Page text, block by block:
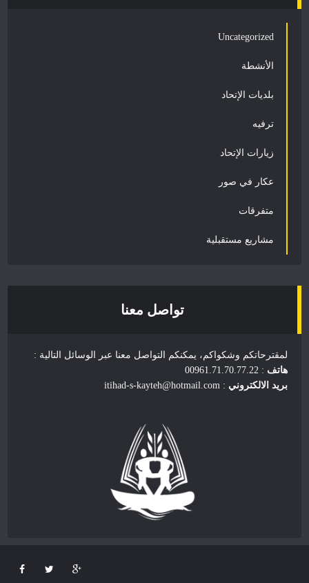
Uncategorized
الأنشطة
بلديات الإتحاد
ترفيه
زيارات الإتحاد
عكار في صور
متفرقات
مشاريع مستقبلية
تواصل معنا
لمقترحاتكم وشكواكم، يمكنكم التواصل معنا عبر الوسائل التالية :
هاتف : 00961.71.70.77.22
بريد الالكتروني : itihad-s-kayteh@hotmail.com